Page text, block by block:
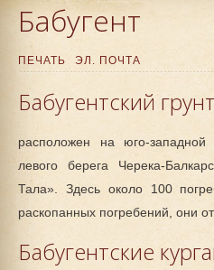
Бабугент
ПЕЧАТЬ ЭЛ. ПОЧТА
Бабугентский
расположен на юго-
левого берега Черека-
Тала». Здесь около 100
раскопанных погребений, они
Бабугентские